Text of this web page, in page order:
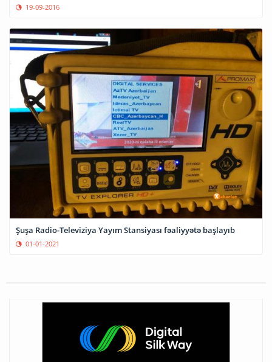
19-09-2016
Şuşa Radio-Televiziya Yayım Stansiyası fəaliyyətə başlayıb
01-01-2021